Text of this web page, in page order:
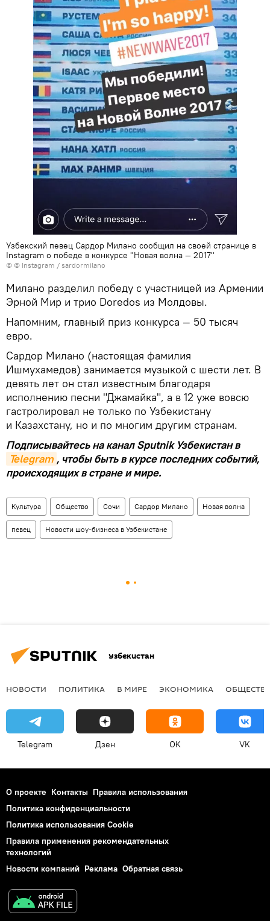
Узбекский певец Сардор Милано сообщил на своей странице в
Instagram о победе в конкурсе "Новая волна — 2017"
© © Instagram / sardormilano
Милано разделил победу с участницей из Армении
Эрной Мир и трио Doredos из Молдовы.
Напомним, главный приз конкурса — 50 тысяч
евро.
Сардор Милано (настоящая фамилия
Ишмухамедов) занимается музыкой с шести лет. В
девять лет он стал известным благодаря
исполнению песни "Джамайка", а в 12 уже вовсю
гастролировал не только по Узбекистану
и Казахстану, но и по многим другим странам.
Подписывайтесь на канал Sputnik Узбекистан в
Telegram , чтобы быть в курсе последних событий,
происходящих в стране и мире.
Культура Общество Сочи Сардор Милано Новая волна
певец Новости шоу-бизнеса в Узбекистане
Узбекистан
НОВОСТИ ПОЛИТИКА В МИРЕ ЭКОНОМИКА
Telegram Дзен OK VK
О проекте Контакты Правила использования
Политика конфиденциальности
Политика использования Cookie
Правила применения рекомендательных
технологий
Новости компаний Реклама Обратная связь